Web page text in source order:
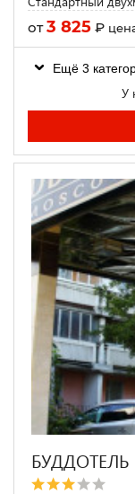
от3 825 ₽
Ещё 3
У
БУДДОТЕЛЬ